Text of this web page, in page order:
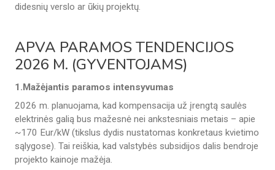
didesnių verslo ar ūkių projektų.
APVA PARAMOS TENDENCIJOS
2026 M. (GYVENTOJAMS)
1.Mažėjantis paramos intensyvumas
2026 m. planuojama, kad kompensacija už įrengtą saulės
elektrinės galią bus mažesnė nei ankstesniais metais – apie
~170 Eur/kW (tikslus dydis nustatomas konkretaus kvietimo
sąlygose). Tai reiškia, kad valstybės subsidijos dalis bendroje
projekto kainoje mažėja.